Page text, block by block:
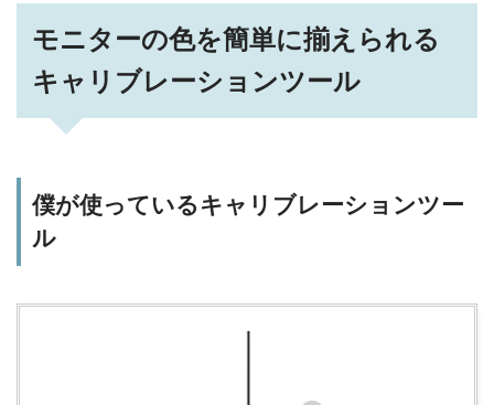
モニターの色を簡単に揃えられる
キャリブレーションツール
僕が使っているキャリブレーションツー
ル